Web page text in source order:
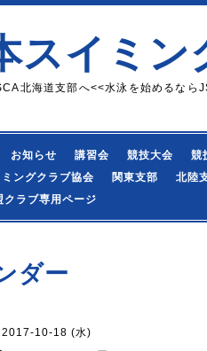
スイミ
北海道支部へ<<水泳を始めるなら
お知らせ 講習会 競技大会 競
ングクラブ協会
関東支部 北陸
クラブ専用ページ
ダー
2017-10-18 (水)